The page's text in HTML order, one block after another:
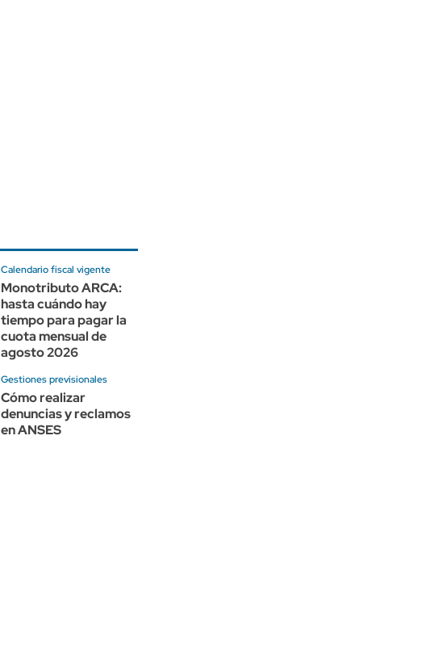
Calendario fiscal vigente
Monotributo ARCA:
hasta cuándo hay
tiempo para pagar la
cuota mensual de
agosto 2026
Gestiones previsionales
Cómo realizar
denuncias y reclamos
en ANSES